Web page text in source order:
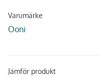
Varumärke
Ooni
Jämför produkt